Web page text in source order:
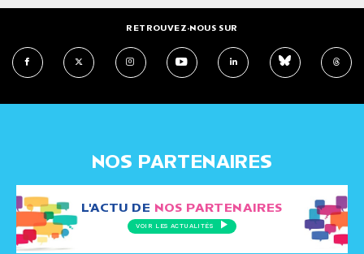
RETROUVEZ-NOUS SUR
NOS PARTENAIRES
L'ACTU DE NOS PARTENAIRES
VOIR LES ACTUALITÉS